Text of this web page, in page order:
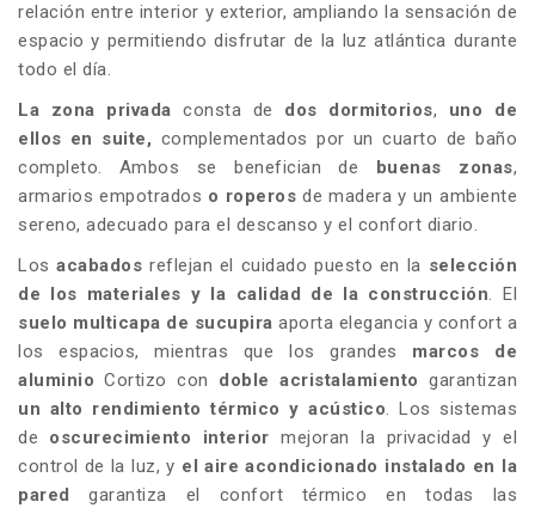
relación entre interior y exterior, ampliando la sensación de
espacio y permitiendo disfrutar de la luz atlántica durante
todo el día.
La zona privada consta de dos dormitorios, uno de
ellos en suite, complementados por un cuarto de baño
completo. Ambos se benefician de
buenas zonas,
armarios empotrados o roperosde madera y un ambiente
sereno, adecuado para el descanso y el confort diario.
Losacabados reflejan el cuidado puesto en la selección
de los materiales y la calidad de la construcción. El
suelo multicapa de sucupira aporta elegancia y confort a
los espacios, mientras que los grandes marcos de
aluminio Cortizo con doble acristalamiento garantizan
un alto rendimiento térmico y acústico. Los sistemas
de oscurecimiento interior mejoran la privacidad y el
control de la luz, y el aire acondicionado instalado en la
paredgarantiza el confort térmico en todas las